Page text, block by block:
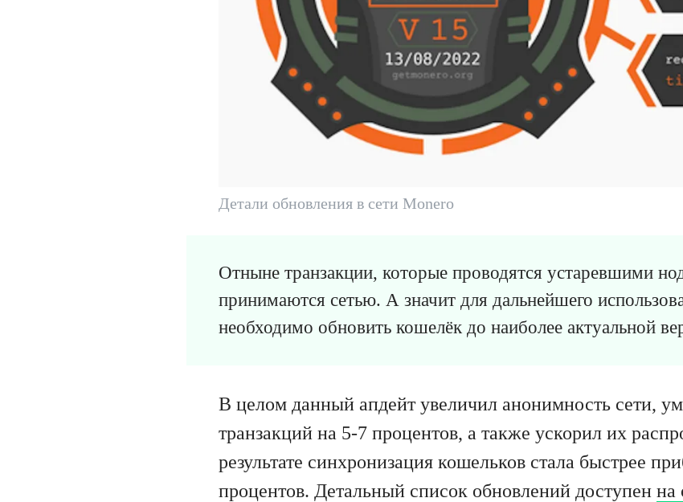
Детали обновления в сети Monero
Отныне транзакции, которые проводятся устаревшими
принимаются сетью. А значит для дальнейшего
необходимо обновить кошелёк до наиболее актуальной
В целом данный апдейт увеличил анонимность сети,
транзакций на 5-7 процентов, а также ускорил их
результате синхронизация кошельков стала быстрее
процентов. Детальный список обновлений доступен на